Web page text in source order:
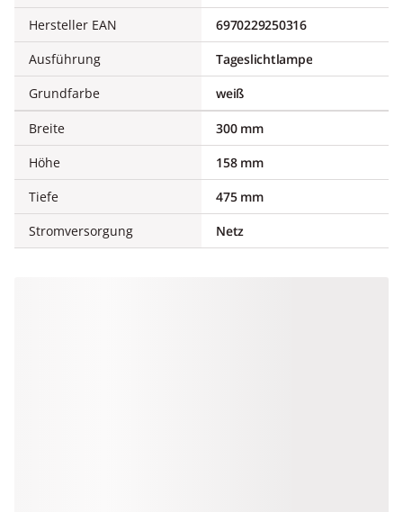
Hersteller EAN
6970229250316
Ausführung
Tageslichtlampe
Grundfarbe
weiß
Breite
300 mm
Höhe
158 mm
Tiefe
475 mm
Stromversorgung
Netz